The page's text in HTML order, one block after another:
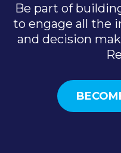
Be part of
to engage all the
and decision